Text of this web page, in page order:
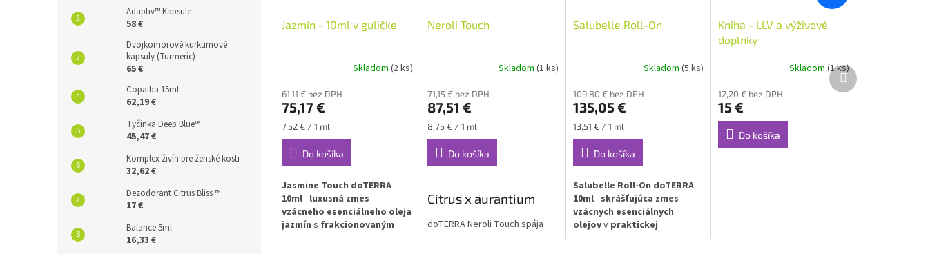
Adaptiv™ Kapsule
58 €
Dvojkomorové kurkumové
kapsuly (Turmeric)
65 €
Copaiba 15ml
62,19 €
Tyčinka Deep Blue™
45,47 €
Komplex živín pre ženské kosti
32,62 €
Dezodorant Citrus Bliss ™
17 €
Balance 5ml
16,33 €
Jazmín - 10ml v guličke
Skladom (2 ks)
61,11 € bez DPH
75,17 €
Jednotková
cena:
7,52 € / 1 ml
Do košíka
Jasmine Touch doTERRA
10ml- luxusná zmes
vzácneho esenciálneho oleja
jazmín s frakcionovaným
Neroli Touch
Skladom (1 ks)
71,15 € bez DPH
87,51 €
Jednotková
cena:
8,75 € / 1 ml
Do košíka
Citrus x aurantium
doTERRA Neroli Touch spája
Salubelle Roll-On
Skladom(5 ks)
109,80 € bez DPH
135,05 €
Jednotková
cena:
13,51 € / 1 ml
Do košíka
Salubelle Roll-On doTERRA
10ml- skrášľujúca zmes
vzácnych esenciálnych
olejovv praktickej
Kniha - LLV a výživové
doplnky
Skladom (1 ks)
12,20 € bez DPH
15 €
Do košíka
Ďalší
produkt